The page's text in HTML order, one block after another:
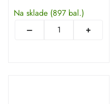
Na sklade (897 bal.)